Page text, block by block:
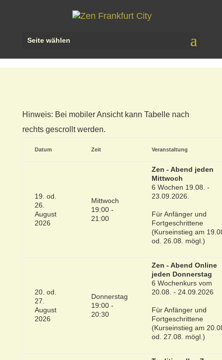
Seite wählen
Hinweis: Bei mobiler Ansicht kann Tabelle nach
rechts gescrollt werden.
Datum Zeit Veranstaltung
19. od.
26.
August
2026
Mittwoch
19:00 -
21:00
Zen - Abend jeden
Mittwoch
6 Wochen 19.08. -
23.09.2026.
Für Anfänger und
Fortgeschrittene
(Kurseinstieg am
od. 26.08. mögl.)
20. od.
27.
August
2026
Donnerstag
19:00 -
20:30
Zen - Abend Online
jeden Donnerstag
6 Wochenkurs vom
20.08. - 24.09.2026
Für Anfänger und
Fortgeschrittene
(Kurseinstieg am
od. 27.08. mögl.)